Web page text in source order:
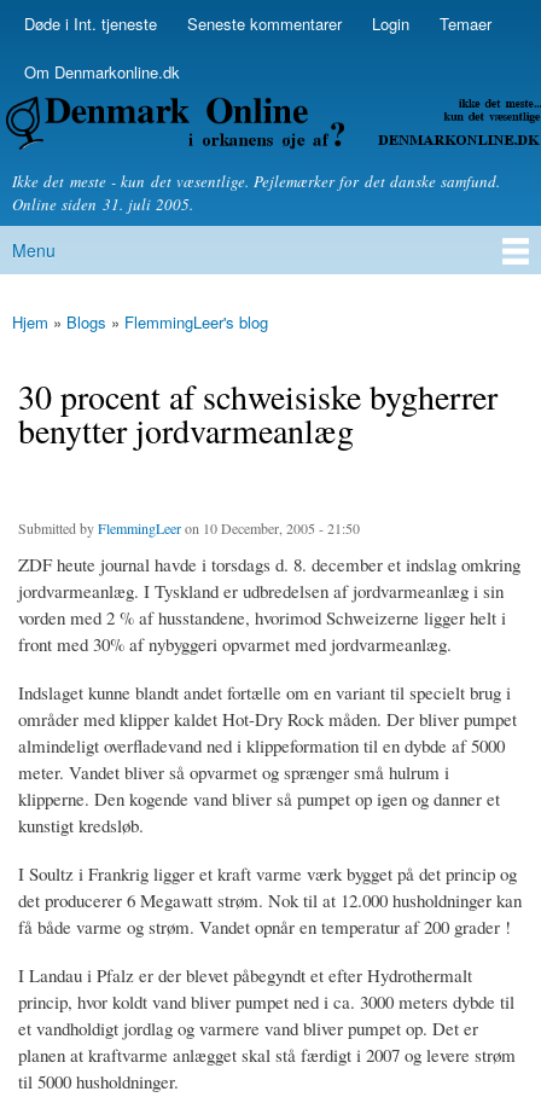
Skip to
Secondary menu
Døde i Int. tjeneste Seneste kommentarer Login Temaer
Om Denmarkonline.dk
Denmarkonline.dk - blognyheder om politik
Ikke det meste - kun det væsentlige. Pejlemærker for det danske samfund.
Online siden 31. juli 2005.
Main menu
Menu
You are here
Hjem » Blogs » FlemmingLeer's blog
30 procent af schweisiske bygherrer
benytter jordvarmeanlæg
Submitted byFlemmingLeeron 10 December, 2005 - 21:50
ZDF heute journal havde i torsdags d. 8. december et indslag omkring
jordvarmeanlæg. I Tyskland er udbredelsen af jordvarmeanlæg i sin
vorden med 2 % af husstandene, hvorimod Schweizerne ligger helt i
front med 30% af nybyggeri opvarmet med jordvarmeanlæg.
Indslaget kunne blandt andet fortælle om en variant til specielt brug i
områder med klipper kaldet Hot-Dry Rock måden. Der bliver pumpet
almindeligt overfladevand ned i klippeformation til en dybde af 5000
meter. Vandet bliver så opvarmet og sprænger små hulrum i
klipperne. Den kogende vand bliver så pumpet op igen og danner et
kunstigt kredsløb.
I Soultz i Frankrig ligger et kraft varme værk bygget på det princip og
det producerer 6 Megawatt strøm. Nok til at 12.000 husholdninger kan
få både varme og strøm. Vandet opnår en temperatur af 200 grader !
I Landau i Pfalz er der blevet påbegyndt et efter Hydrothermalt
princip, hvor koldt vand bliver pumpet ned i ca. 3000 meters dybde til
et vandholdigt jordlag og varmere vand bliver pumpet op. Det er
planen at kraftvarme anlægget skal stå færdigt i 2007 og levere strøm
til 5000 husholdninger.